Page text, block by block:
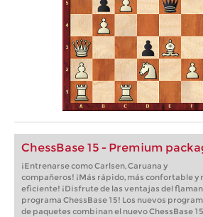
ChessBase 15 - Premium
¡Entrenarse como Carlsen, Caruana y
compañeros! ¡Más rápido, más confortable y
eficiente! ¡Disfrute de las ventajas del
programa ChessBase 15! Los nuevos
de paquetes combinan el nuevo ChessBase 15